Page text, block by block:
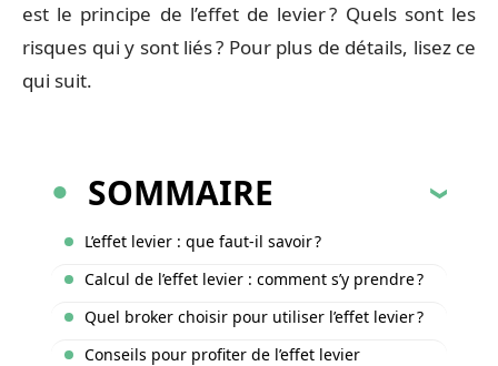
est le principe de l’effet de levier ? Quels sont les
risques qui y sont liés ? Pour plus de détails, lisez ce
qui suit.
SOMMAIRE
L’effet levier : que faut-il savoir ?
Calcul de l’effet levier : comment s’y prendre ?
Quel broker choisir pour utiliser l’effet levier ?
Conseils pour profiter de l’effet levier